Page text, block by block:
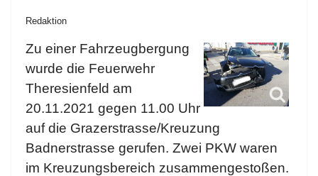
Redaktion
Zu einer Fahrzeugbergung
wurde die Feuerwehr
Theresienfeld am
20.11.2021 gegen 11.00 Uhr
auf die Grazerstrasse/Kreuzung
Badnerstrasse gerufen. Zwei PKW waren
im Kreuzungsbereich zusammengestoßen.